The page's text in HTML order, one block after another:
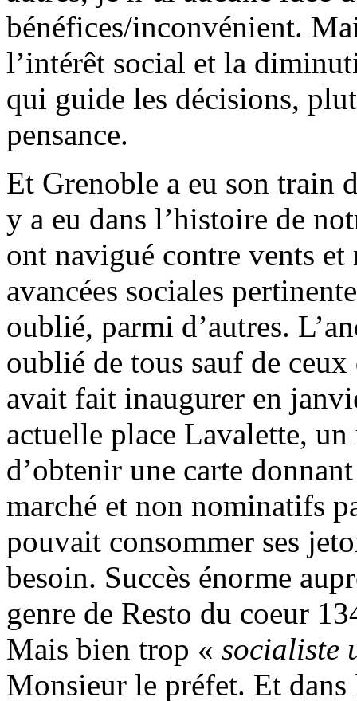
bénéfices/inconvénient.
l’intérêt social et la
qui guide les décisions,
pensance.
Et Grenoble a eu son train
y a eu dans l’histoire de
ont navigué contre vents
avancées sociales
oublié, parmi d’autres.
oublié de tous sauf de
avait fait inaugurer en
actuelle place Lavalette,
d’obtenir une carte
marché et non nominatifs
pouvait consommer ses
besoin. Succès énorme
genre de Resto du coeur
Mais bien trop « socialiste
Monsieur le préfet. Et dans